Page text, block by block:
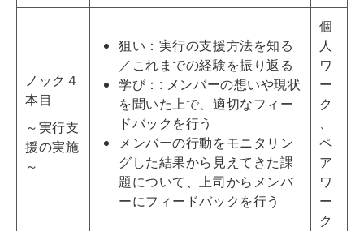
ノック４
本目
～実行支
援の実施
～
狙い：実行の支援方法を知る
／これまでの経験を振り返る
学び：: メンバーの想いや現状
を聞いた上で、適切なフィー
ドバックを行う
メンバーの行動をモニタリン
グした結果から見えてきた課
題について、上司からメンバ
ーにフィードバックを行う
個
人
ワ
ー
ク
、
ペ
ア
ワ
ー
ク